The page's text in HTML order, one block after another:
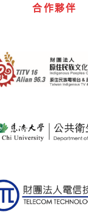
合作夥伴